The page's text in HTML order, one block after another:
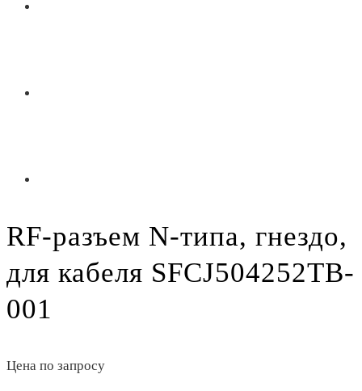
RF-разъем N-типа, гнездо,
для кабеля SFCJ504252TB-
001
Цена по запросу